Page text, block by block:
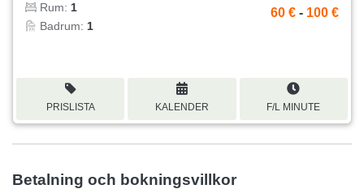
Rum: 1
Badrum: 1
60 € - 100 €
PRISLISTA KALENDER F/L MINUTE
Betalning och bokningsvillkor